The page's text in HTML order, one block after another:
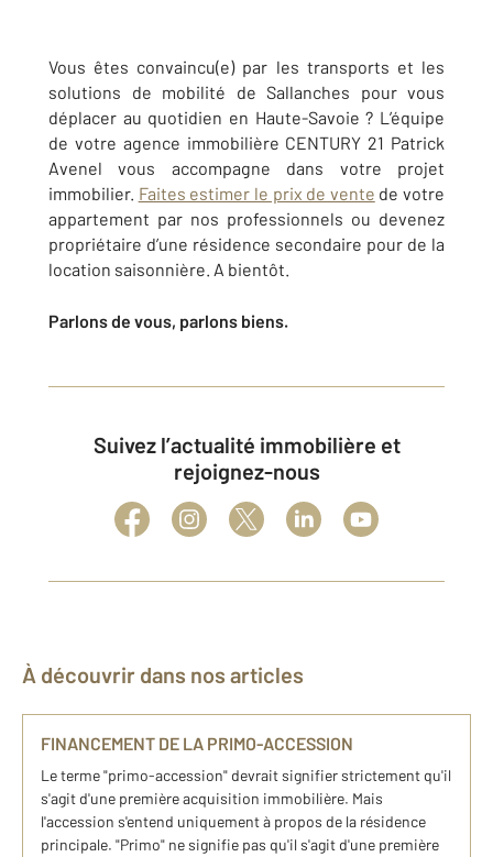
Vous êtes convaincu(e) par les transports et les
solutions de mobilité de Sallanches pour vous
déplacer au quotidien en Haute-Savoie ? L’équipe
de votre agence immobilière CENTURY 21 Patrick
Avenel vous accompagne dans votre projet
immobilier. Faites estimer le prix de vente de votre
appartement par nos professionnels ou devenez
propriétaire d’une résidence secondaire pour de la
location saisonnière. A bientôt.
Parlons de vous, parlons biens.
Suivez l’actualité immobilière et
rejoignez-nous
À découvrir dans nos articles
FINANCEMENT DE LA PRIMO-ACCESSION
Le terme "primo-accession" devrait signifier strictement qu'il
s'agit d'une première acquisition immobilière. Mais
l'accession s'entend uniquement à propos de la résidence
principale. "Primo" ne signifie pas qu'il s'agit d'une première